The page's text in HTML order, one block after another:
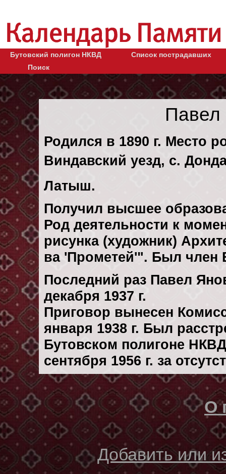
Бутовский полигон НКВД
Список пострадавших
Поиск
Павел
Родился в 1890 г. Место
Виндавский уезд, с.
Латыш.
Получил высшее
Род деятельности к
рисунка (художник)
ва 'Прометей'". Был член
Последний раз Павел
декaбря 1937 г.
Приговор вынесен
января 1938 г. Был
Бутовском полигоне
сентября 1956 г. за
О
Добавить или